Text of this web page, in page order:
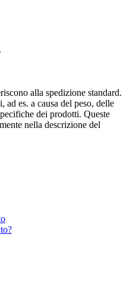
alla spedizione standard.
ad es. a causa del peso, delle
dei prodotti. Queste
nella descrizione del